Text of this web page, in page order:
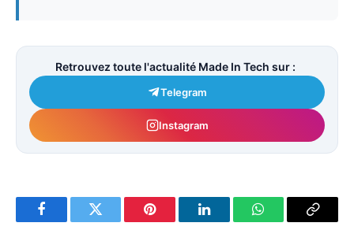
Retrouvez toute l'actualité Made In Tech sur :
Telegram
Instagram
FacebookTwitter Pinterest LinkedInWhatsAppCopy